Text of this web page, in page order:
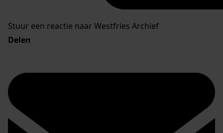
Stuur een reactie naar Westfries Archief
Delen